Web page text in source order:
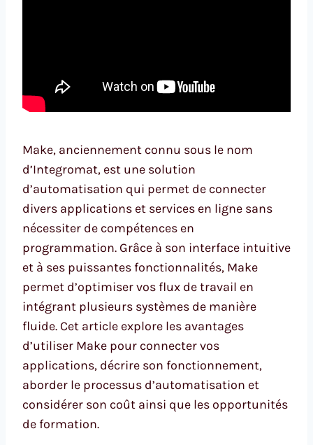
Make, anciennement connu sous le nom
d’Integromat, est une solution
d’automatisation qui permet de connecter
divers applications et services en ligne sans
nécessiter de compétences en
programmation. Grâce à son interface intuitive
et à ses puissantes fonctionnalités, Make
permet d’optimiser vos flux de travail en
intégrant plusieurs systèmes de manière
fluide. Cet article explore les avantages
d’utiliser Make pour connecter vos
applications, décrire son fonctionnement,
aborder le processus d’automatisation et
considérer son coût ainsi que les opportunités
de formation.